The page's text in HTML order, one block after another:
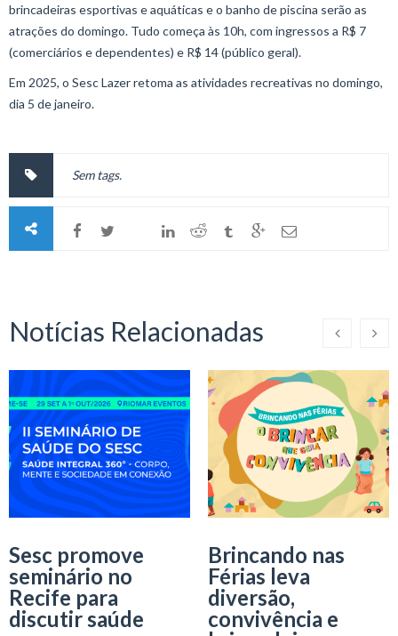
brincadeiras esportivas e aquáticas e o banho de piscina serão as
atrações do domingo. Tudo começa às 10h, com ingressos a R$ 7
(comerciários e dependentes) e R$ 14 (público geral).
Em 2025, o Sesc Lazer retoma as atividades recreativas no domingo,
dia 5 de janeiro.
Sem tags.
Notícias Relacionadas
Sesc promove
seminário no
Recife para
discutir saúde
Brincando nas
Férias leva
diversão,
convivência e